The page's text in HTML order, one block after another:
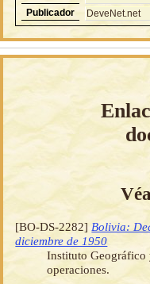
Publicador
DeveNet.net
[BO-DS-2282] Bolivia:
diciembre de 1950
Instituto Geográfico
operaciones.